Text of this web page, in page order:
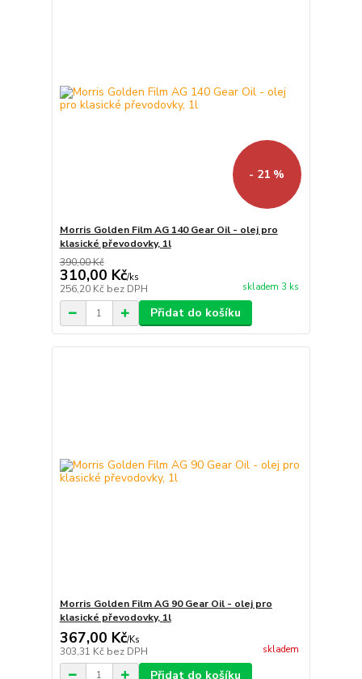
- 21 %
Morris Golden Film AG 140 Gear Oil - olej pro
klasické převodovky, 1l
390,00 Kč
310,00 Kč/ks
256,20 Kč bez DPH skladem 3 ks
Přidat do košíku
Morris Golden Film AG 90 Gear Oil - olej pro
klasické převodovky, 1l
367,00 Kč/Ks
303,31 Kč bez DPH skladem
Přidat do košíku